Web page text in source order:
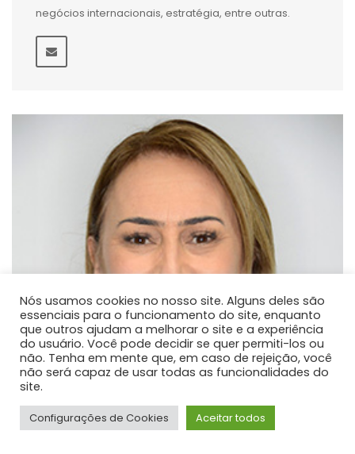
negócios internacionais, estratégia, entre outras.
Nós usamos cookies no nosso site. Alguns deles são
essenciais para o funcionamento do site, enquanto
que outros ajudam a melhorar o site e a experiência
do usuário. Você pode decidir se quer permiti-los ou
não. Tenha em mente que, em caso de rejeição, você
não será capaz de usar todas as funcionalidades do
site.
Configurações de Cookies Aceitar todos